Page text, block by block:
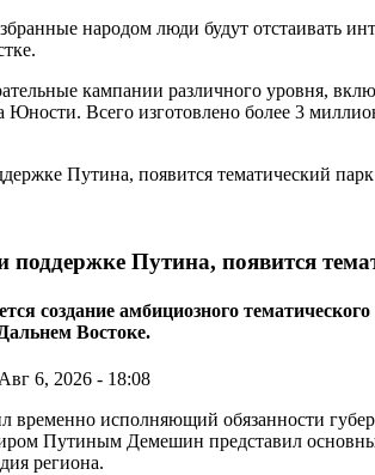
народом люди будут отстаивать
кампании различного уровня,
Всего изготовлено более 3
Путина, появится
создание амбициозного
Востоке.
6, 2026 - 18:08
временно исполняющий обязанности
Путиным Демешин представил
региона.